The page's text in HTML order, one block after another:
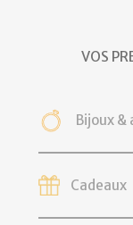
VOS
Bijoux &
Cadeaux